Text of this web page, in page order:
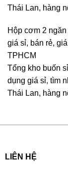
Thái Lan, hàng
Hộp cơm 2
giá sỉ, bán rẻ,
TPHCM
Tổng kho buốn
dụng giá sỉ, tìm
Thái Lan, hàng
LIÊN HỆ